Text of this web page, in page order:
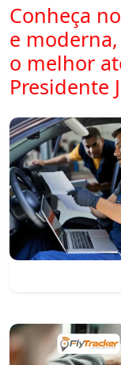
Conheça
e
o melhor
Presidente